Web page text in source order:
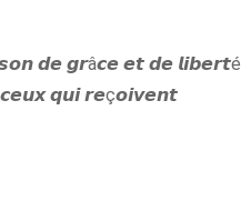
𝙙𝙚 𝙜𝙧â𝙘𝙚 𝙚𝙩 𝙙𝙚 𝙡𝙞𝙗𝙚𝙧𝙩é
𝙦𝙪𝙞 𝙧𝙚ç𝙤𝙞𝙫𝙚𝙣𝙩